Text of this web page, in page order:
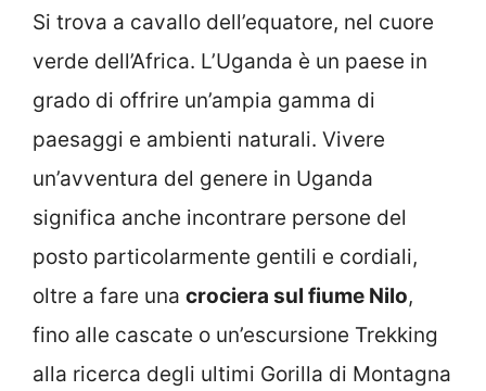
Si trova a cavallo dell’equatore, nel cuore
verde dell’Africa. L’Uganda è un paese in
grado di offrire un’ampia gamma di
paesaggi e ambienti naturali. Vivere
un’avventura del genere in Uganda
significa anche incontrare persone del
posto particolarmente gentili e cordiali,
oltre a fare una crociera sul fiume Nilo,
fino alle cascate o un’escursione Trekking
alla ricerca degli ultimi Gorilla di Montagna